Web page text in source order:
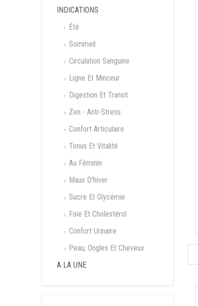
INDICATIONS
Été
Sommeil
Circulation Sanguine
Ligne Et Minceur
Digestion Et Transit
Zen - Anti-Stress
Confort Articulaire
Tonus Et Vitalité
Au Féminin
Maux D'hiver
Sucre Et Glycémie
Foie Et Cholestérol
Confort Urinaire
Peau, Ongles Et Cheveux
A LA UNE